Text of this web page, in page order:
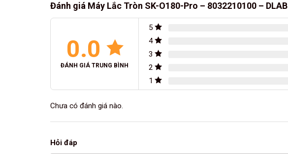
Đánh giá Máy Lắc Tròn SK-O180-Pro – 8032210100 – DLAB
0.0
ĐÁNH GIÁ TRUNG BÌNH
5
4
3
2
1
Chưa có đánh giá nào.
Hỏi đáp